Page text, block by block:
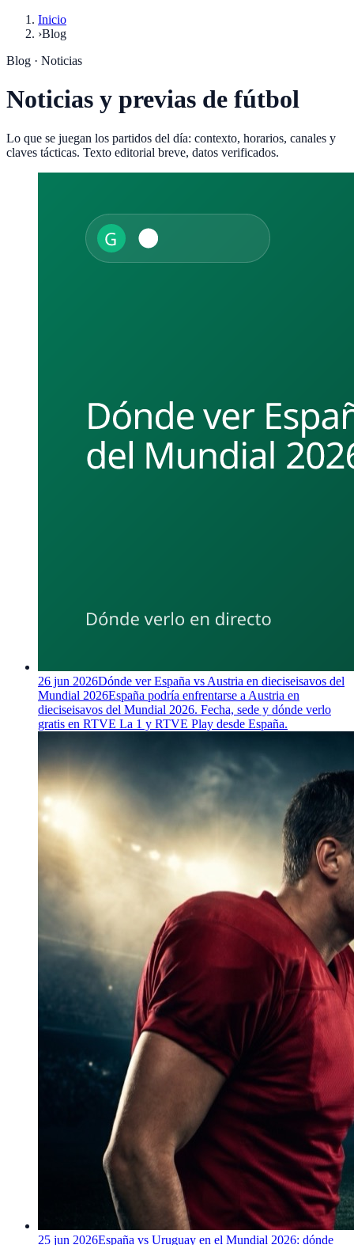
Inicio
›Blog
Blog · Noticias
Noticias y previas de fútbol
Lo que se juegan los partidos del día: contexto, horarios, canales y
claves tácticas. Texto editorial breve, datos verificados.
26 jun 2026Dónde ver España vs Austria en dieciseisavos del
Mundial 2026España podría enfrentarse a Austria en
dieciseisavos del Mundial 2026. Fecha, sede y dónde verlo
gratis en RTVE La 1 y RTVE Play desde España.
25 jun 2026España vs Uruguay en el Mundial 2026: dónde